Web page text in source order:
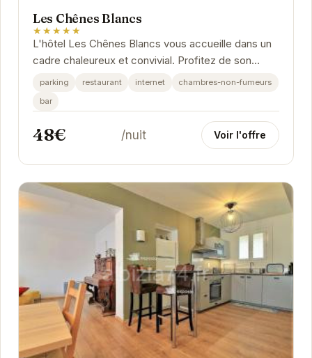
Les Chênes Blancs
★★★★★
L'hôtel Les Chênes Blancs vous accueille dans un
cadre chaleureux et convivial. Profitez de son
emplacement idéal pour découvrir les charmes
parking restaurant internet
chambres-non-fumeurs
bar
48€ /nuit Voir l'offre